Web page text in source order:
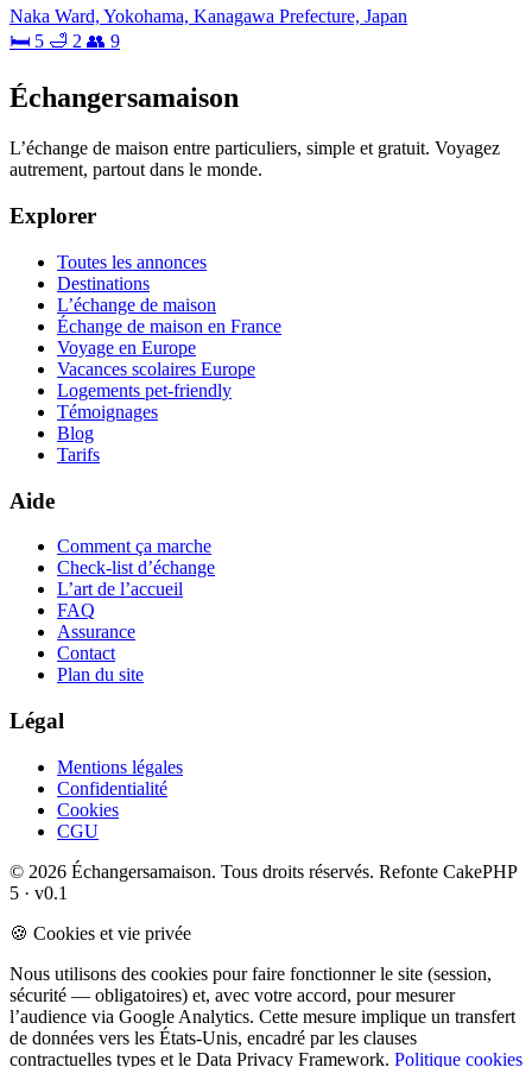
Naka Ward, Yokohama, Kanagawa Prefecture, Japan
🛏 5 🛁 2 👥 9
Échangersamaison
L’échange de maison entre particuliers, simple et gratuit. Voyagez
autrement, partout dans le monde.
Explorer
Toutes les annonces
Destinations
L’échange de maison
Échange de maison en France
Voyage en Europe
Vacances scolaires Europe
Logements pet-friendly
Témoignages
Blog
Tarifs
Aide
Comment ça marche
Check-list d’échange
L’art de l’accueil
FAQ
Assurance
Contact
Plan du site
Légal
Mentions légales
Confidentialité
Cookies
CGU
© 2026 Échangersamaison. Tous droits réservés. Refonte CakePHP
5 · v0.1
🍪 Cookies et vie privée
Nous utilisons des cookies pour faire fonctionner le site (session,
sécurité — obligatoires) et, avec votre accord, pour mesurer
l’audience via Google Analytics. Cette mesure implique un transfert
de données vers les États-Unis, encadré par les clauses
contractuelles types et le Data Privacy Framework. Politique cookies